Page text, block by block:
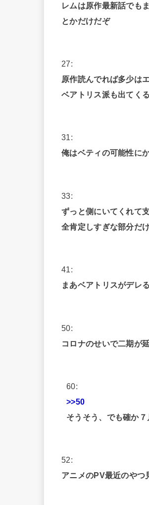
レムは原作最新話でも
とかだけだぞ
27:
原作読んでれば多少は
ベアトリス派も出てくる
31:
俺はベティの可能性に
33:
ずっと側にいてくれて
全肯定しすぎな部分だ
41:
まあベアトリスがデレ
50:
コロナのせいで二期が
60:
>>50
そうそう、でも確か
52:
アニメのPV最近のやつ